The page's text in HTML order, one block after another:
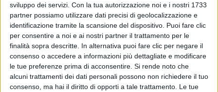
sviluppo dei servizi. Con la tua autorizzazione noi e i nostri 1733
partner possiamo utilizzare dati precisi di geolocalizzazione e
identificazione tramite la scansione del dispositivo. Puoi fare clic
per consentire a noi e ai nostri partner il trattamento per le
finalità sopra descritte. In alternativa puoi fare clic per negare il
consenso o accedere a informazioni più dettagliate e modificare
le tue preferenze prima di acconsentire. Si rende noto che
alcuni trattamenti dei dati personali possono non richiedere il tuo
consenso, ma hai il diritto di opporti a tale trattamento. Le tue